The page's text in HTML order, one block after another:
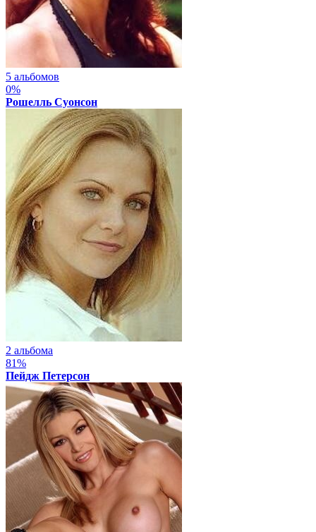
5 альбомов
0%
Рошелль Суонсон
2 альбома
81%
Пейдж Петерсон